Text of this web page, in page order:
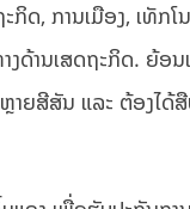
ດ, ການເມືອງ, ເທັກໂ
ງດ້ານເສດຖະກິດ. ຍ້ອ
າຍສີສັນ ແລະ ຕ້ອງໄດ້